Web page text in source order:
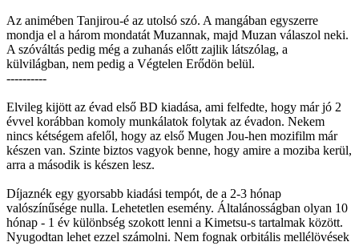
Az animében Tanjirou-é az utolsó szó. A mangában egyszerre
mondja el a három mondatát Muzannak, majd Muzan válaszol neki.
A szóváltás pedig még a zuhanás előtt zajlik látszólag, a
külvilágban, nem pedig a Végtelen Erődön belül.
----------
Elvileg kijött az évad első BD kiadása, ami felfedte, hogy már jó 2
évvel korábban komoly munkálatok folytak az évadon. Nekem
nincs kétségem afelől, hogy az első Mugen Jou-hen mozifilm már
készen van. Szinte biztos vagyok benne, hogy amire a moziba kerül,
arra a második is készen lesz.
Díjaznék egy gyorsabb kiadási tempót, de a 2-3 hónap
valószínűsége nulla. Lehetetlen esemény. Általánosságban olyan 10
hónap - 1 év különbség szokott lenni a Kimetsu-s tartalmak között.
Nyugodtan lehet ezzel számolni. Nem fognak orbitális mellélövések